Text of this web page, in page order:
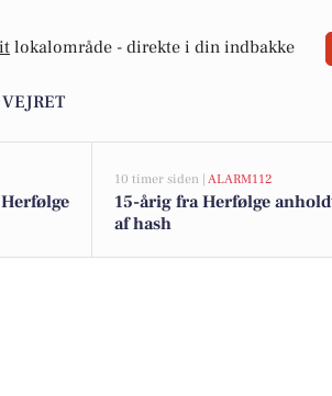
lokalområde - direkte i din indbakke
VEJRET
10 timer siden | ALARM112
15-årig fra Herfølge
af hash